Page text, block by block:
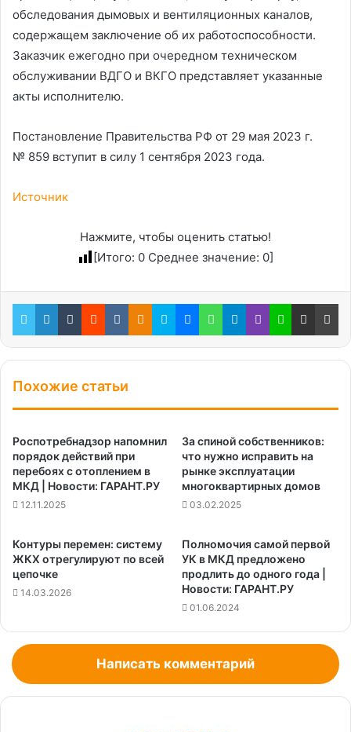
обследования дымовых и вентиляционных каналов,
содержащем заключение об их работоспособности.
Заказчик ежегодно при очередном техническом
обслуживании ВДГО и ВКГО представляет указанные
акты исполнителю.
Постановление Правительства РФ от 29 мая 2023 г.
№ 859 вступит в силу 1 сентября 2023 года.
Источник
Нажмите, чтобы оценить статью!
[Итого: 0 Среднее значение: 0]
TwitterLinkedInTumblrRedditВконтакте
Одноклассники
SkypeMessenger
WhatsApp
Telegram
ViberLine Поделиться через электронную почту
Похожие статьи
Роспотребнадзор напомнил
порядок действий при
перебоях с отоплением в
МКД | Новости: ГАРАНТ.РУ
12.11.2025
За спиной собственников:
что нужно исправить на
рынке эксплуатации
многоквартирных домов
03.02.2025
Контуры перемен: систему
ЖКХ отрегулируют по всей
цепочке
14.03.2026
Полномочия самой первой
УК в МКД предложено
продлить до одного года |
Новости: ГАРАНТ.РУ
01.06.2024
Написать комментарий